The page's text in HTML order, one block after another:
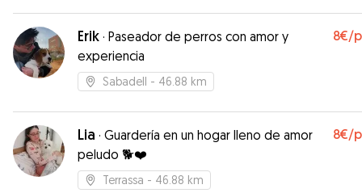
Erik · Paseador de perros con amor y
experiencia
8€/
Sabadell - 46.88 km
Lia · Guardería en un hogar lleno de amor
peludo 🐕❤️
8€/
Terrassa - 46.88 km